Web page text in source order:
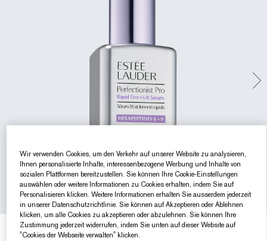
Pink Ribbon Kollektion​
The House of Estée Lauder
AERIN Die Duft-Kollektion
€220.00 €2.93/ml 75 ml
Wir verwenden Cookies, um den Verkehr auf unserer Website zu analysieren,
Ihnen personalisierte Inhalte, interessenbezogene Werbung und Inhalte von
sozialen Plattformen bereitzustellen. Sie können Ihre Cookie-Einstellungen
auswählen oder weitere Informationen zu Cookies erhalten, indem Sie auf
Personalisieren klicken. Weitere Informationen erhalten Sie ausserdem jederzeit
in unserer Datenschutzrichtlinie. Sie können auf Akzeptieren oder Ablehnen
klicken, um alle Cookies zu akzeptieren oder abzulehnen. Sie können Ihre
Zustimmung jederzeit widerrufen, indem Sie unten auf dieser Website auf
"Cookies der Webseite verwalten" klicken.